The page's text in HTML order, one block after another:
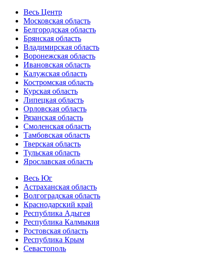
Весь Центр
Московская область
Белгородская область
Брянская область
Владимирская область
Воронежская область
Ивановская область
Калужская область
Костромская область
Курская область
Липецкая область
Орловская область
Рязанская область
Смоленская область
Тамбовская область
Тверская область
Тульская область
Ярославская область
Весь Юг
Астраханская область
Волгоградская область
Краснодарский край
Республика Адыгея
Республика Калмыкия
Ростовская область
Республика Крым
Севастополь